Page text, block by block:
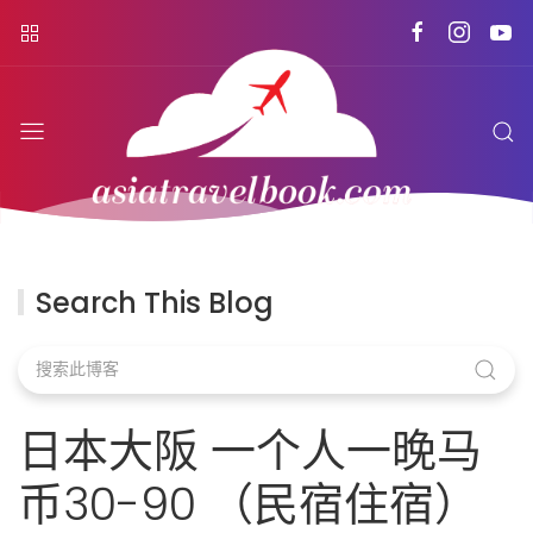
Search This Blog
日本大阪 一个人一晚马
币30-90 （民宿住宿）